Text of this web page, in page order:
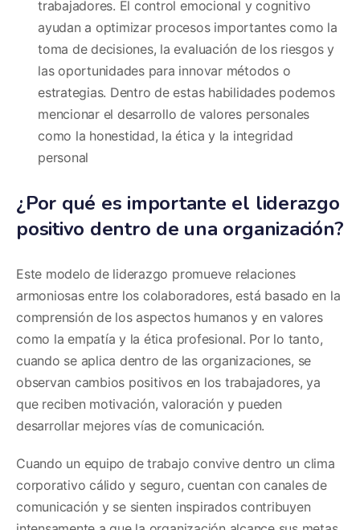
trabajadores. El control emocional y cognitivo
ayudan a optimizar procesos importantes como la
toma de decisiones, la evaluación de los riesgos y
las oportunidades para innovar métodos o
estrategias. Dentro de estas habilidades podemos
mencionar el desarrollo de valores personales
como la honestidad, la ética y la integridad
personal
¿Por qué es importante el liderazgo
positivo dentro de una organización?
Este modelo de liderazgo promueve relaciones
armoniosas entre los colaboradores, está basado en la
comprensión de los aspectos humanos y en valores
como la empatía y la ética profesional. Por lo tanto,
cuando se aplica dentro de las organizaciones, se
observan cambios positivos en los trabajadores, ya
que reciben motivación, valoración y pueden
desarrollar mejores vías de comunicación.
Cuando un equipo de trabajo convive dentro un clima
corporativo cálido y seguro, cuentan con canales de
comunicación y se sienten inspirados contribuyen